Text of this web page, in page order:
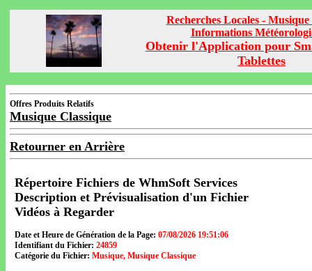
Recherches Locales - Musique
Informations
Obtenir l'Application pour
Tablettes
Offres Produits Relatifs
Musique Classique
Retourner en Arrière
Répertoire Fichiers de WhmSoft Services
Description et Prévisualisation d'un Fichier
Vidéos à Regarder
Date et Heure de Génération de la Page: 07/08/2026 19:51:06
Identifiant du Fichier: 24859
Catégorie du Fichier: Musique, Musique Classique